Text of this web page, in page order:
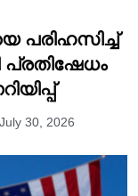
പരിഹസിച്ച്
പ്രതിഷേധം
July 30, 2026